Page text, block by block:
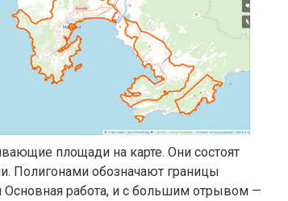
площади на карте. Они состоят
Полигонами обозначают границы
Основная работа, и с большим отрывом —